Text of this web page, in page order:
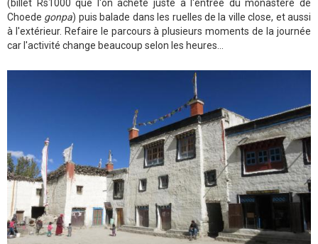
(billet Rs1000 que l'on achète juste à l'entrée du monastère de
Choede gonpa) puis balade dans les ruelles de la ville close, et aussi
à l'extérieur. Refaire le parcours à plusieurs moments de la journée
car l'activité change beaucoup selon les heures...